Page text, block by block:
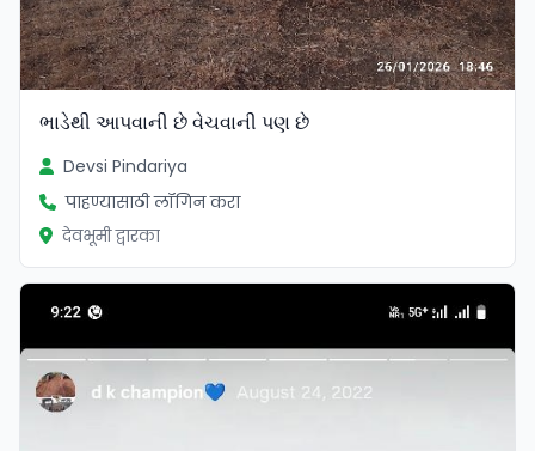
ભાડેથી આપવાની છે વેચવાની પણ છે
Devsi Pindariya
पाहण्यासाठी लॉगिन करा
देवभूमी द्वारका